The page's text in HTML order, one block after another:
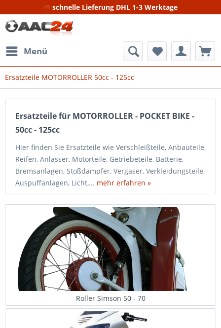
schnelle Lieferung DHL 1-3 Werktage
Menü
Ersatzteile MOTORROLLER 50cc - 125cc
Ersatzteile für MOTORROLLER - POCKET BIKE -
50cc - 125cc
Hier finden Sie Ersatzteile wie Verschleißteile, Anbauteile,
Reifen, Anlasser, Motorteile, Getriebeteile, Batterie,
Bremsanlagen, Stoßdämpfer, Vergaser, Verkleidungsteile,
Auspuffanlagen, Licht,... mehr erfahren »
Roller Simson 50 - 70